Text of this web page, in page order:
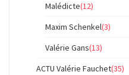
Malédicte(12)
Maxim Schenkel(3)
Valérie Gans(13)
ACTU Valérie Fauchet(35)